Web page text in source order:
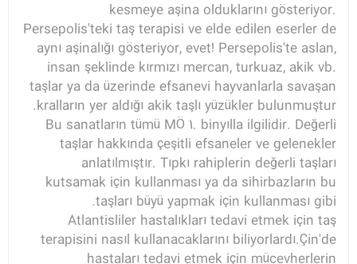
kesmeye aşina olduklarını gösteriyor.
Persepolis'teki taş terapisi ve elde edilen eserler de
aynı aşinalığı gösteriyor, evet! Persepolis'te aslan,
insan şeklinde kırmızı mercan, turkuaz, akik vb.
taşlar ya da üzerinde efsanevi hayvanlarla savaşan
kralların yer aldığı akik taşlı yüzükler bulunmuştur.
Bu sanatların tümü MÖ 1. binyılla ilgilidir. Değerli
taşlar hakkında çeşitli efsaneler ve gelenekler
anlatılmıştır. Tıpkı rahiplerin değerli taşları
kutsamak için kullanması ya da sihirbazların bu
taşları büyü yapmak için kullanması gibi.
Atlantisliler hastalıkları tedavi etmek için taş
terapisini nasıl kullanacaklarını biliyorlardı.Çin'de
hastaları tedavi etmek için mücevherlerin